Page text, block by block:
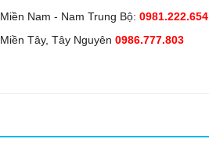
Miền Nam - Nam Trung Bộ: 0981.222.654
Miền Tây, Tây Nguyên 0986.777.803